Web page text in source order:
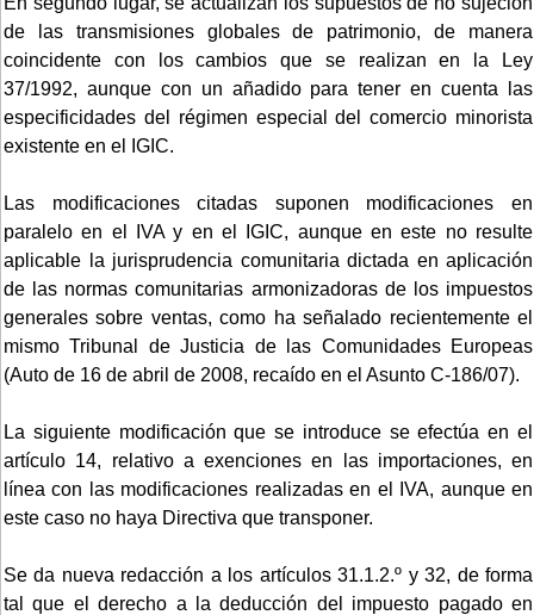
de las transmisiones globales de patrimonio, de manera
coincidente con los cambios que se realizan en la Ley
37/1992, aunque con un añadido para tener en cuenta las
especificidades del régimen especial del comercio minorista
existente en el IGIC.
Las modificaciones citadas suponen modificaciones en
paralelo en el IVA y en el IGIC, aunque en este no resulte
aplicable la jurisprudencia comunitaria dictada en aplicación
de las normas comunitarias armonizadoras de los impuestos
generales sobre ventas, como ha señalado recientemente el
mismo Tribunal de Justicia de las Comunidades Europeas
(Auto de 16 de abril de 2008, recaído en el Asunto C-186/07).
La siguiente modificación que se introduce se efectúa en el
artículo 14, relativo a exenciones en las importaciones, en
línea con las modificaciones realizadas en el IVA, aunque en
este caso no haya Directiva que transponer.
Se da nueva redacción a los artículos 31.1.2.º y 32, de forma
tal que el derecho a la deducción del impuesto pagado en